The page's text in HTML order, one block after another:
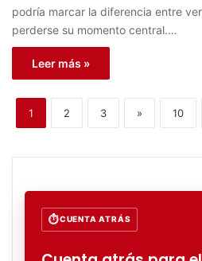
podría marcar la diferencia entre
perderse su momento central.…
Leer más »
1 2 3 » 10
CUENTA ATRÁS